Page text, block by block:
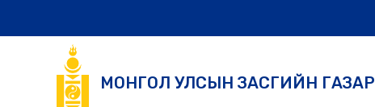
МОНГОЛ УЛСЫН ЗАСГИЙН ГАЗАР